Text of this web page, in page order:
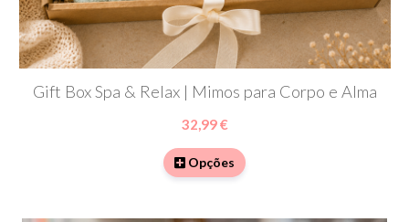
Gift Box Spa & Relax | Mimos para Corpo e Alma
32,99 €
Opções